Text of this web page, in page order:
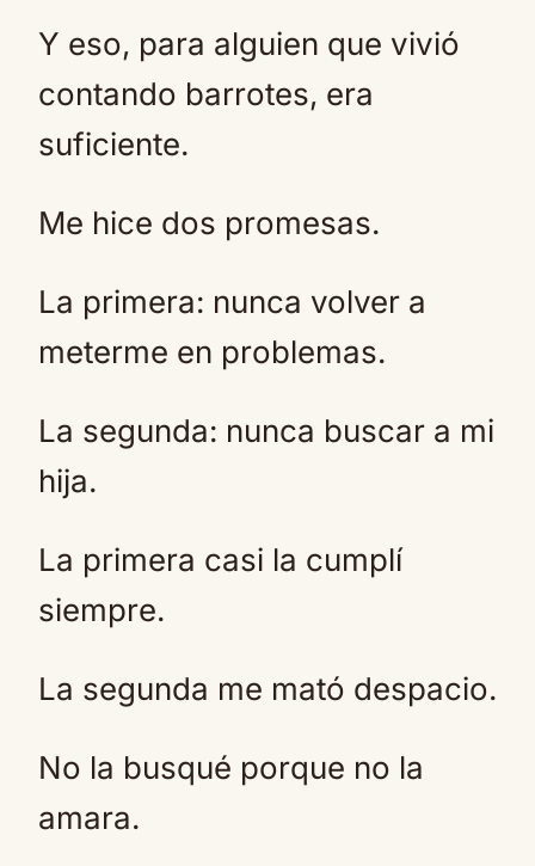
Y eso, para alguien que vivió
contando barrotes, era
suficiente.
Me hice dos promesas.
La primera: nunca volver a
meterme en problemas.
La segunda: nunca buscar a mi
hija.
La primera casi la cumplí
siempre.
La segunda me mató despacio.
No la busqué porque no la
amara.